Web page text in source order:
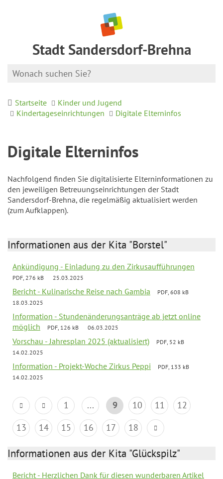
Stadt Sandersdorf-Brehna
Startseite
Kinder und Jugend
Kindertageseinrichtungen
Digitale Elterninfos
Digitale Elterninfos
Nachfolgend finden Sie digitalisierte Elterninformationen zu
den jeweiligen Betreuungseinrichtungen der Stadt
Sandersdorf-Brehna, die regelmäßig aktualisiert werden
(zum Aufklappen).
Informationen aus der Kita "Borstel"
Ankündigung - Einladung zu den Zirkusaufführungen
PDF, 276 kB 25.03.2025
Bericht - Kulinarische Reise nach Gambia
PDF, 608 kB
18.03.2025
Information - Stundenänderungsanträge ab jetzt online
möglich
PDF, 126 kB 06.03.2025
Vorschau - Jahresplan 2025 (aktualisiert)
PDF, 52 kB
14.02.2025
Information - Projekt-Woche Zirkus Peppi
PDF, 133 kB
14.02.2025
1 ... 9 10 11
12
13
14 15 16 17 18
Informationen aus der Kita "Glückspilz"
Bericht - Herzlichen Dank für diesen wunderbaren Artikel